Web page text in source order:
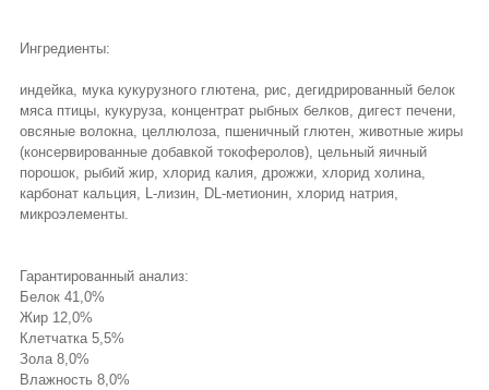
Ингредиенты:
индейка, мука кукурузного глютена, рис, дегидрированный белок
мяса птицы, кукуруза, концентрат рыбных белков, дигест печени,
овсяные волокна, целлюлоза, пшеничный глютен, животные жиры
(консервированные добавкой токоферолов), цельный яичный
порошок, рыбий жир, хлорид калия, дрожжи, хлорид холина,
карбонат кальция, L-лизин, DL-метионин, хлорид натрия,
микроэлементы.
Гарантированный анализ:
Белок 41,0%
Жир 12,0%
Клетчатка 5,5%
Зола 8,0%
Влажность 8,0%